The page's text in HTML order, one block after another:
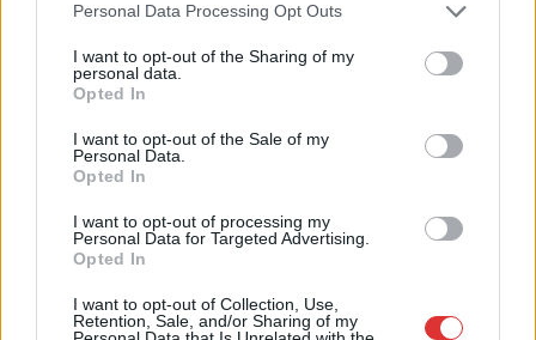
Please note that this website/app uses one or more Google
not limited to your visit or usage behaviour. You may click to
grant or deny consent to Google and its third-party tags to
use your data for below specified purposes in below Google
consent section.
Personal Data Processing Opt Outs
I want to opt-out of the Sharing of my
personal data.
Opted In
I want to opt-out of the Sale of my
Personal Data.
Opted In
I want to opt-out of processing my
Personal Data for Targeted Advertising.
Opted In
I want to opt-out of Collection, Use,
Retention, Sale, and/or Sharing of my
élhető város
Pénteken újra csökken a benzin és a gázolaj ára is
Napokon belül megválasztja az új köztársasági elnököt az
Országgyűlés
Kiterjedt tüzek pusztítanak az országban, köztük Karcagon
Harmadfokú hőségriasztás az országban: Szolnokon klímát
javítottak, helikoptereket is bevetettek a tüzeknél
számoltak be a szolnoki börtönből